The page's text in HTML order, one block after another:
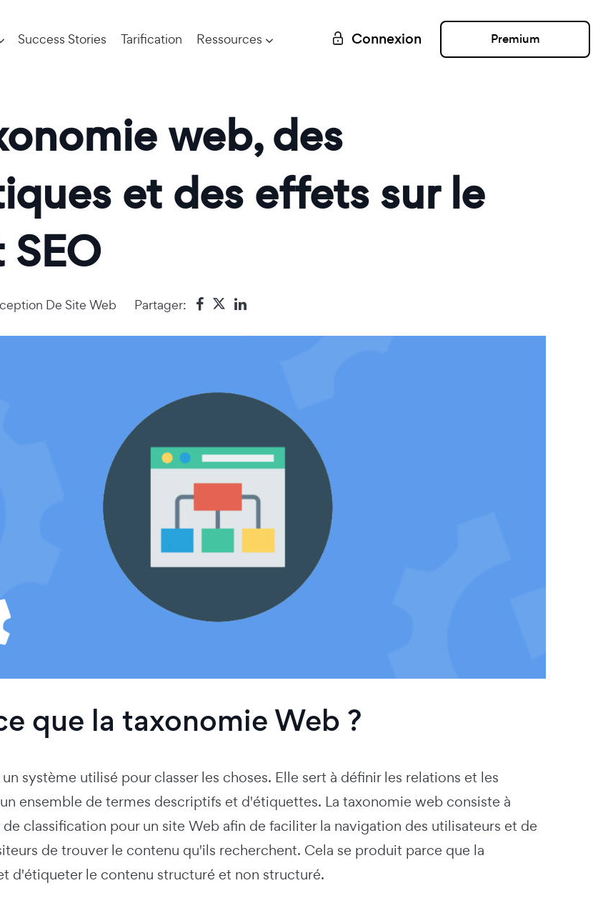
Success Stories Tarification Ressources Connexion Premium
web, des
et des effets sur le
De Site Web Partager:
que la taxonomie Web ?
système utilisé pour classer les choses. Elle sert à définir les relations et les
ensemble de termes descriptifs et d'étiquettes. La taxonomie web consiste à
classification pour un site Web afin de faciliter la navigation des utilisateurs et de
de trouver le contenu qu'ils recherchent. Cela se produit parce que la
d'étiqueter le contenu structuré et non structuré.